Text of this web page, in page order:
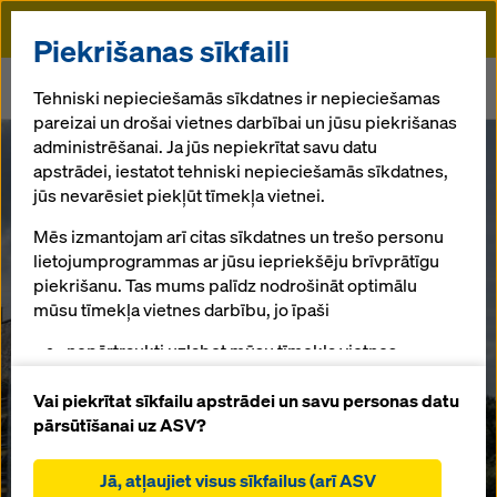
Doka
Renovācija ar Ringlock sastatņu risinājumu
Renovācija ar Ringlock sastatņu risinājumu
Renovācija ar
Ringlock
sastatņu
risinājumu
04.10.2024 |Austrija, Beļģija, Latvija, Polija
Piekrišanas sīkfaili
Tehniski nepieciešamās sīkdatnes ir nepieciešamas
pareizai un drošai vietnes darbībai un jūsu piekrišanas
administrēšanai. Ja jūs nepiekrītat savu datu
apstrādei, iestatot tehniski nepieciešamās sīkdatnes,
jūs nevarēsiet piekļūt tīmekļa vietnei.
Mēs izmantojam arī citas sīkdatnes un trešo personu
lietojumprogrammas ar jūsu iepriekšēju brīvprātīgu
piekrišanu. Tas mums palīdz nodrošināt optimālu
mūsu tīmekļa vietnes darbību, jo īpaši
nepārtraukti uzlabot mūsu tīmekļa vietnes
sīkdatnes),
atvieglot netraucētu iepirkšanās procesu,
un statistiskās sīkdatnes),
Vai piekrītat sīkfailu apstrādei un savu personas datu
pārsūtīšanai uz ASV?
Jā, atļaujiet visus sīkfailus (arī ASV